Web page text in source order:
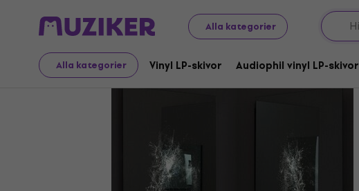
Alla kategorier
Alla kategorier Vinyl LP-skivor Audiophil vinyl LP-skivor
LP-skivor och CD-skivor Vinyl LP-skivor